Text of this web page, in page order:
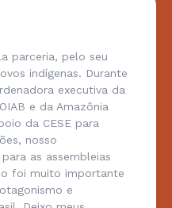
parceria, pelo seu
indígenas. Durante
executiva da
e da Amazônia
da CESE para
nosso
as assembleias
foi muito importante
e